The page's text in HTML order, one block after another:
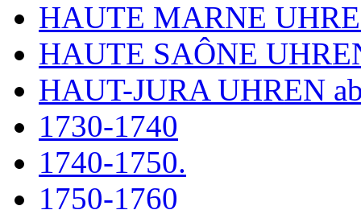
HAUTE MARNE
HAUTE SAÔNE
HAUT-JURA UHREN
1730-1740
1740-1750.
1750-1760